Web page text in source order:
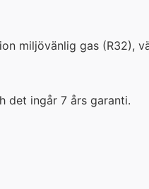
miljövänlig gas
det ingår 7 års garanti.